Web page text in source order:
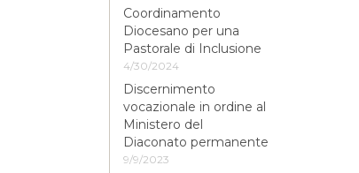
Coordinamento
Diocesano per una
Pastorale di Inclusione
4/30/2024
Discernimento
vocazionale in ordine al
Ministero del
Diaconato permanente
9/9/2023